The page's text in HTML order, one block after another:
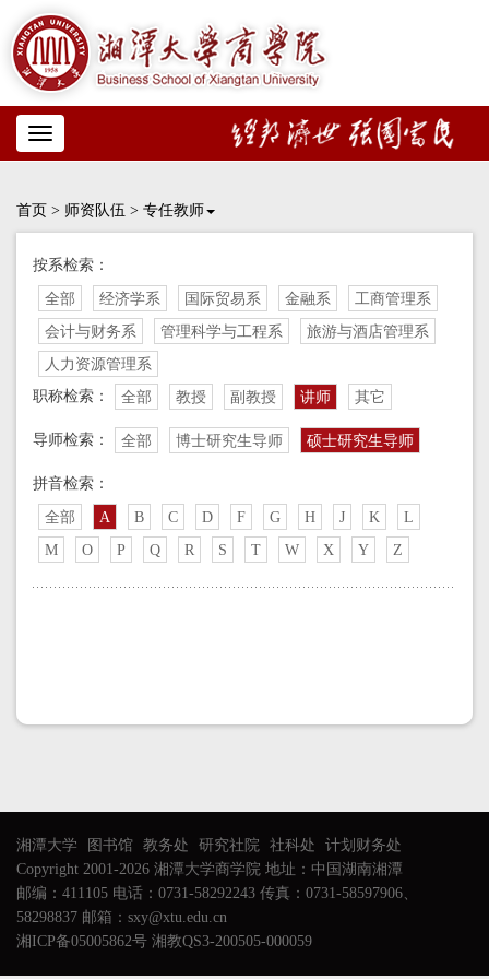
Toggle
navigation
首页 > 师资队伍 > 专任教师
按系检索：
全部 经济学系 国际贸易系 金融系
工商管理系
会计与财务系
管理科学与工程系
旅游与酒店管理系
人力资源管理系
职称检索：
全部 教授 副教授 讲师 其它
导师检索： 全部 博士研究生导师 硕士研究生导师
拼音检索：
全部 A B C D F G H J K
L
M
O P Q R S T W X Y Z
湘潭大学 图书馆 教务处 研究社院 社科处
计划财务处
Copyright 2001-2026 湘潭大学商学院 地址：中国湖南湘潭
邮编：411105 电话：0731-58292243 传真：0731-58597906、
58298837 邮箱：sxy@xtu.edu.cn
湘ICP备05005862号 湘教QS3-200505-000059